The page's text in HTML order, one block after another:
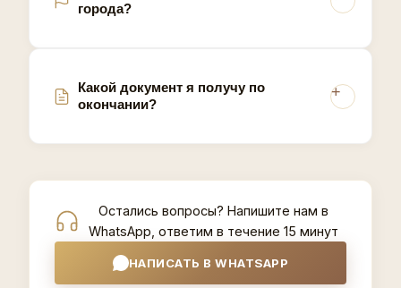
города?
Какой документ я получу по
окончании?
Остались вопросы? Напишите нам в
WhatsApp, ответим в течение 15 минут
НАПИСАТЬ В WHATSAPP